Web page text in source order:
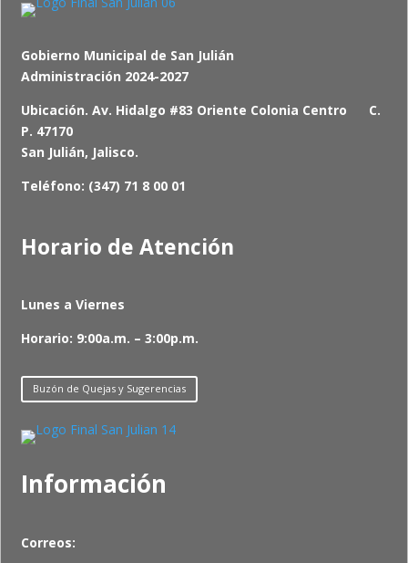
Gobierno Municipal de San Julián
Administración 2024-2027
Ubicación. Av. Hidalgo #83 Oriente Colonia Centro C.
P. 47170
San Julián, Jalisco.
Teléfono: (347) 71 8 00 01
Horario de Atención
Lunes a Viernes
Horario: 9:00a.m. – 3:00p.m.
Buzón de Quejas y Sugerencias
Información
Correos: